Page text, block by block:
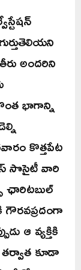
అందరిని
భాగాన్ని
కొత్తపేట
సొసైటీ వారి
ఛారిటబుల్
గౌరవప్రదంగా
ఆ వ్యక్తికి
కూడా